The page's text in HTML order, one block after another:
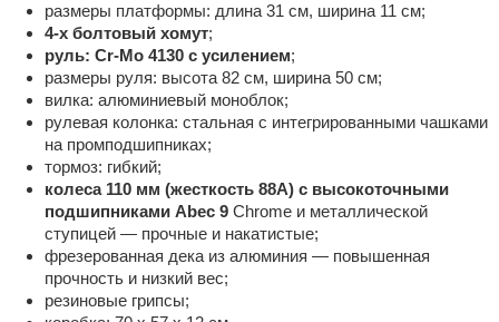
размеры платформы: длина 31 см, ширина 11 см;
4-х болтовый хомут;
руль: Cr-Mo 4130 с усилением;
размеры руля: высота 82 см, ширина 50 см;
вилка: алюминиевый моноблок;
рулевая колонка: стальная с интегрированными чашками
на промподшипниках;
тормоз: гибкий;
колеса 110 мм (жесткость 88А) с высокоточными
подшипниками Abec 9Chrome и металлической
ступицей — прочные и накатистые;
фрезерованная дека из алюминия — повышенная
прочность и низкий вес;
резиновые грипсы;